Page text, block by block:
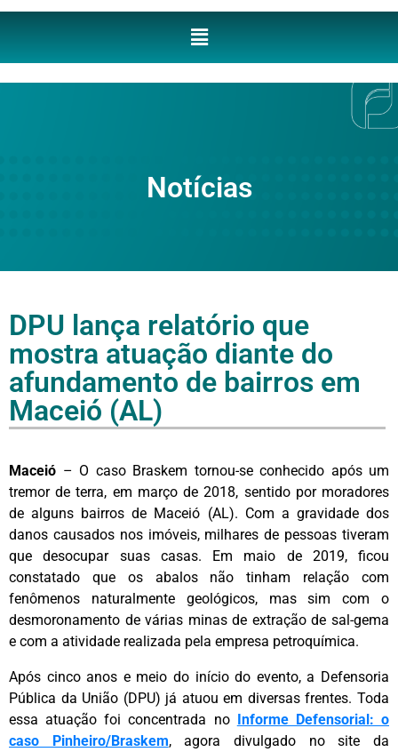
Notícias
DPU lança relatório que
mostra atuação diante do
afundamento de bairros em
Maceió (AL)
Maceió – O caso Braskem tornou-se conhecido após um
tremor de terra, em março de 2018, sentido por moradores
de alguns bairros de Maceió (AL). Com a gravidade dos
danos causados nos imóveis, milhares de pessoas tiveram
que desocupar suas casas. Em maio de 2019, ficou
constatado que os abalos não tinham relação com
fenômenos naturalmente geológicos, mas sim com o
desmoronamento de várias minas de extração de sal-gema
e com a atividade realizada pela empresa petroquímica.
Após cinco anos e meio do início do evento, a Defensoria
Pública da União (DPU) já atuou em diversas frentes. Toda
essa atuação foi concentrada no Informe Defensorial: o
caso Pinheiro/Braskem, agora divulgado no site da